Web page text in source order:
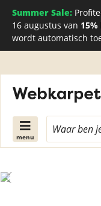
Summer Sale:
16 augustus van
wordt automatisch
menu